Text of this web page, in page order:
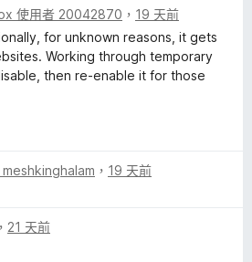
使用者 20042870 ， 19 天前
for unknown reasons, it gets
Working through temporary
then re-enable it for those
， 19 天前
， 21 天前